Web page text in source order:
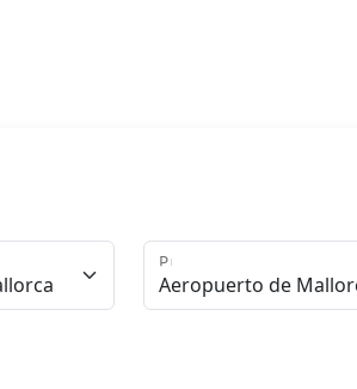
Punto de Entrega